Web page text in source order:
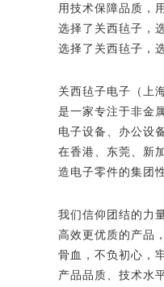
用技术保障品质，
选择了关西毡子，
选择了关西毡子，
关西毡子电子（上
是一家专注于非金
电子设备、办公设
在香港、东莞、新
造电子零件的集团
我们信仰团结的力
高效更优质的产品
骨血，不负初心，
产品品质、技术水